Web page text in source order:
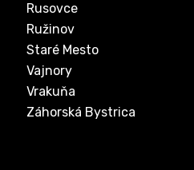
Rusovce
Ružinov
Staré Mesto
Vajnory
Vrakuňa
Záhorská Bystrica